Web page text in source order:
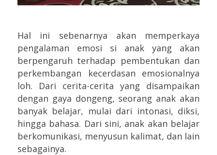
Hal ini sebenarnya akan memperkaya
pengalaman emosi si anak yang akan
berpengaruh terhadap pembentukan dan
perkembangan kecerdasan emosionalnya
loh. Dari cerita-cerita yang disampaikan
dengan gaya dongeng, seorang anak akan
banyak belajar, mulai dari intonasi, diksi,
hingga bahasa. Dari sini, anak akan belajar
berkomunikasi, menyusun kalimat, dan lain
sebagainya.